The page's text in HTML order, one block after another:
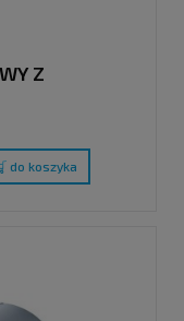
Z
do koszyka